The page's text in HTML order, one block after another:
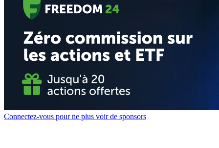
Connectez-vous pour ne plus voir de sponsors